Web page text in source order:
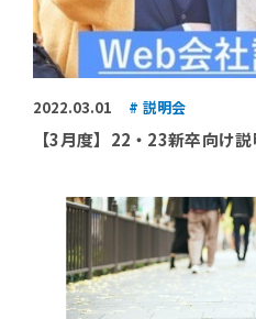
2022.03.01 説明会
【3月度】22・23新卒向け